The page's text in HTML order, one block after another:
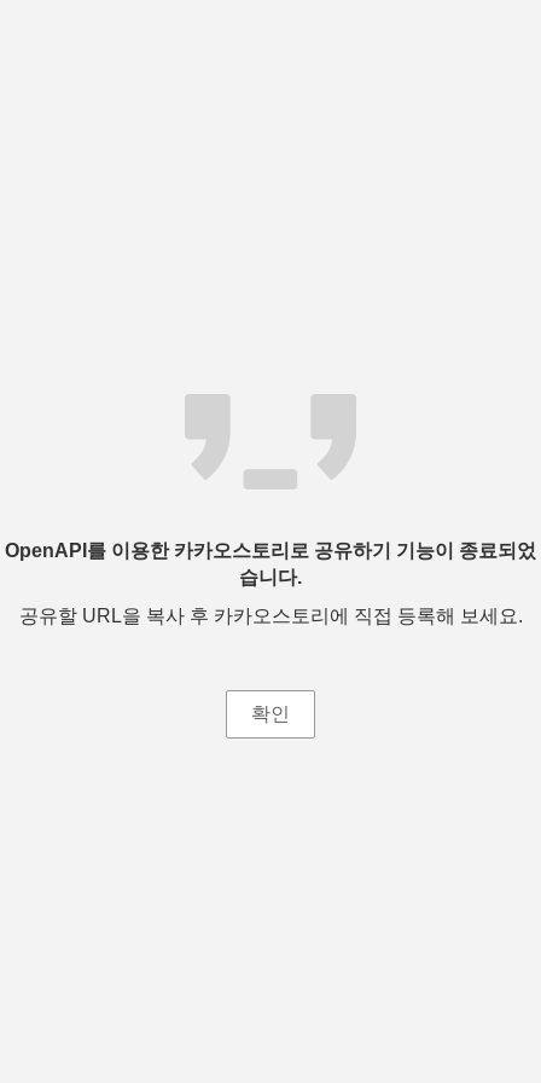
OpenAPI를 이용한 카카오스토리로 공유하기 기능이 종료되었
습니다.
공유할 URL을 복사 후 카카오스토리에 직접 등록해 보세요.
확인